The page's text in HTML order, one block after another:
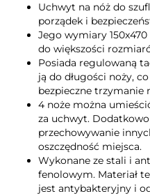
Uchwyt na nóż do
porządek i
Jego wymiary
do większości
Posiada regulowaną
ją do długości noży,
bezpieczne trzymanie
4 noże można
za uchwyt.
przechowywanie
oszczędność miejsca.
Wykonane ze stali i
fenolowym. Materiał
jest antybakteryjny i